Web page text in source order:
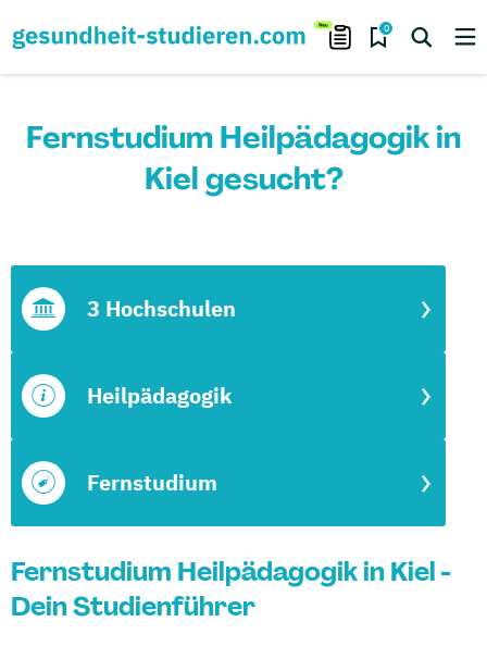
0
Fernstudium Heilpädagogik in
Kiel gesucht?
Fernstudium
Heilpädagogik
3 Hochschulen
Fernstudium Heilpädagogik in Kiel -
Dein Studienführer